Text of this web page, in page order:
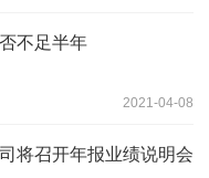
不足半年
2021-04-08
将召开年报业绩说明会